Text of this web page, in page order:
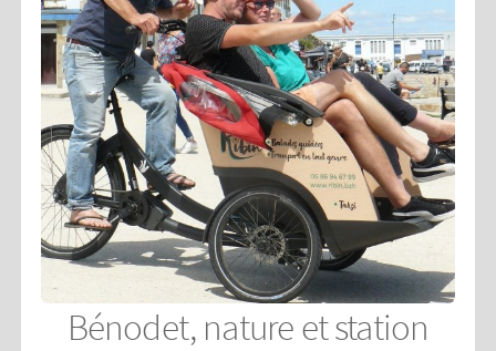
Bénodet, nature et station